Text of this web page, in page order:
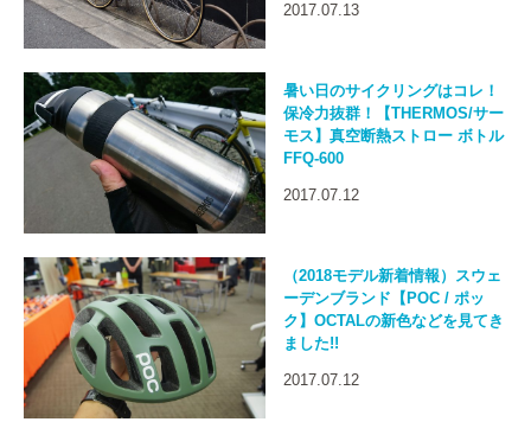
2017.07.13
暑い日のサイクリングはコレ！
保冷力抜群！【THERMOS/サー
モス】真空断熱ストロー ボトル
FFQ-600
2017.07.12
（2018モデル新着情報）スウェ
ーデンブランド【POC / ポッ
ク】OCTALの新色などを見てき
ました!!
2017.07.12